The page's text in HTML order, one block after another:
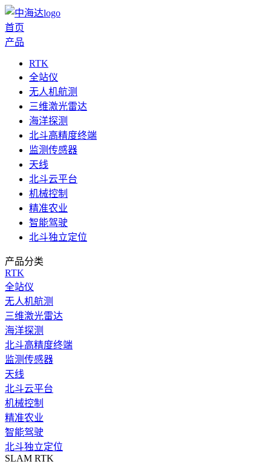
首页
产品
RTK
全站仪
无人机航测
三维激光雷达
海洋探测
北斗高精度终端
监测传感器
天线
北斗云平台
机械控制
精准农业
智能驾驶
北斗独立定位
产品分类
RTK
全站仪
无人机航测
三维激光雷达
海洋探测
北斗高精度终端
监测传感器
天线
北斗云平台
机械控制
精准农业
智能驾驶
北斗独立定位
SLAM RTK